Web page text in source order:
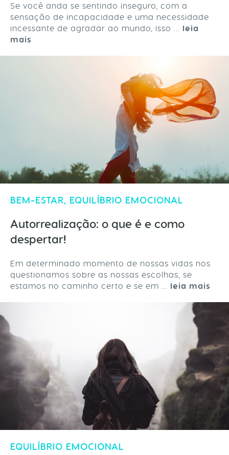
Se você anda se sentindo inseguro, com a
sensação de incapacidade e uma necessidade
incessante de agradar ao mundo, isso ... leia
mais
BEM-ESTAR, EQUILÍBRIO EMOCIONAL
Autorrealização: o que é e como
despertar!
Em determinado momento de nossas vidas nos
questionamos sobre as nossas escolhas, se
estamos no caminho certo e se em ... leia mais
EQUILÍBRIO EMOCIONAL